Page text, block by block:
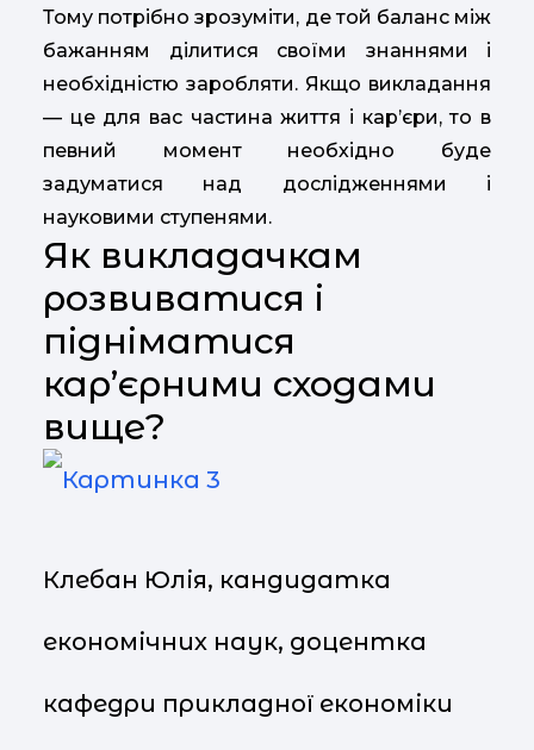
Тому потрібно зрозуміти, де той баланс між
бажанням ділитися своїми знаннями і
необхідністю заробляти. Якщо викладання
— це для вас частина життя і кар’єри, то в
певний момент необхідно буде
задуматися над дослідженнями і
науковими ступенями.
Як викладачкам
розвиватися і
підніматися
кар’єрними сходами
вище?
Клебан Юлія, кандидатка
економічних наук, доцентка
кафедри прикладної економіки